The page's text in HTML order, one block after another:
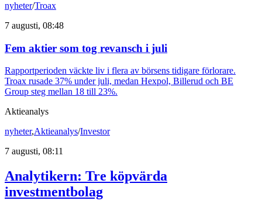
nyheter/Troax
7 augusti, 08:48
Fem aktier som tog revansch i juli
Rapportperioden väckte liv i flera av börsens tidigare förlorare.
Troax rusade 37% under juli, medan Hexpol, Billerud och BE
Group steg mellan 18 till 23%.
Aktieanalys
nyheter,Aktieanalys/Investor
7 augusti, 08:11
Analytikern: Tre köpvärda
investmentbolag